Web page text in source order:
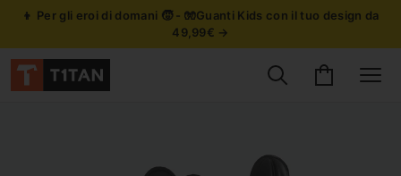
👦 Per gli eroi di domani 🧒 - 🧤Guanti Kids con il tuo design da
49,99€ →
Cerca prodotti
CarrelloSite